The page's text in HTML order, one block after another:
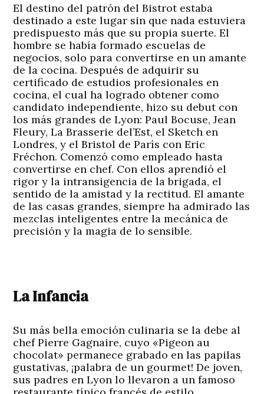
El destino del patrón del Bistrot estaba
destinado a este lugar sin que nada estuviera
predispuesto más que su propia suerte. El
hombre se había formado escuelas de
negocios, solo para convertirse en un amante
de la cocina. Después de adquirir su
certificado de estudios profesionales en
cocina, el cual ha logrado obtener como
candidato independiente, hizo su debut con
los más grandes de Lyon: Paul Bocuse, Jean
Fleury, La Brasserie del’Est, el Sketch en
Londres, y el Bristol de París con Eric
Fréchon. Comenzó como empleado hasta
convertirse en chef. Con ellos aprendió el
rigor y la intransigencia de la brigada, el
sentido de la amistad y la rectitud. El amante
de las casas grandes, siempre ha admirado las
mezclas inteligentes entre la mecánica de
precisión y la magia de lo sensible.
La Infancia
Su más bella emoción culinaria se la debe al
chef Pierre Gagnaire, cuyo «Pigeon au
chocolat» permanece grabado en las papilas
gustativas, ¡palabra de un gourmet! De joven,
sus padres en Lyon lo llevaron a un famoso